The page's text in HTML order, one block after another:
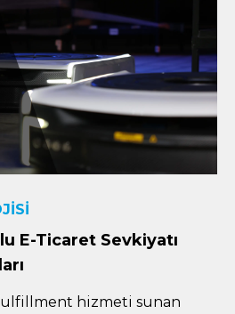
E-Ticaret Sevkiyatı
hizmeti sunan